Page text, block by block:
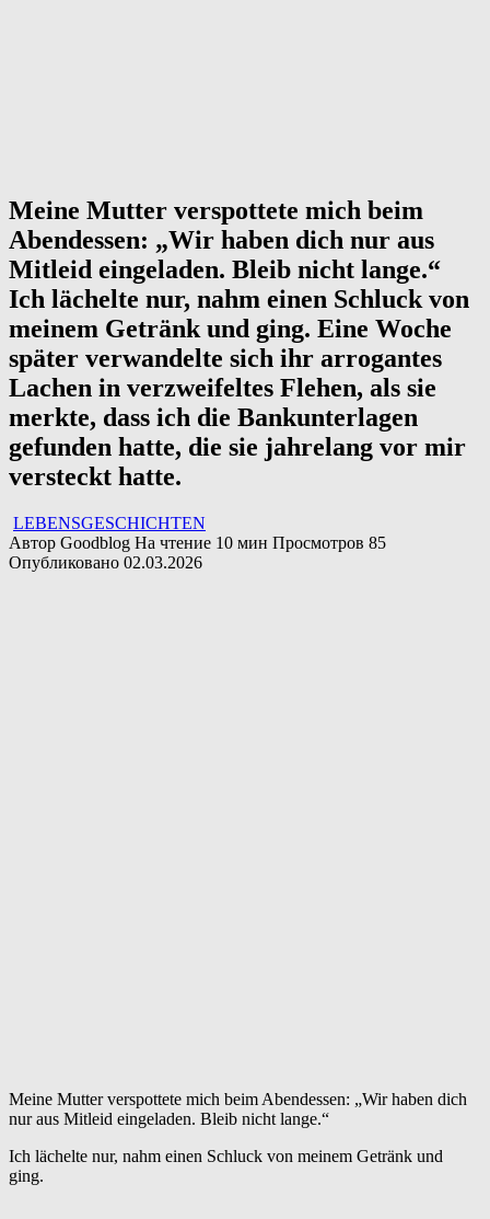
Meine Mutter verspottete mich beim
Abendessen: „Wir haben dich nur aus
Mitleid eingeladen. Bleib nicht lange.“
Ich lächelte nur, nahm einen Schluck von
meinem Getränk und ging. Eine Woche
später verwandelte sich ihr arrogantes
Lachen in verzweifeltes Flehen, als sie
merkte, dass ich die Bankunterlagen
gefunden hatte, die sie jahrelang vor mir
versteckt hatte.
LEBENSGESCHICHTEN
Автор Goodblog На чтение 10 мин Просмотров 85
Опубликовано 02.03.2026
Meine Mutter verspottete mich beim Abendessen: „Wir haben dich
nur aus Mitleid eingeladen. Bleib nicht lange.“
Ich lächelte nur, nahm einen Schluck von meinem Getränk und
ging.